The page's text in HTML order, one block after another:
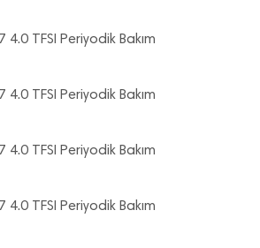
4.0 TFSI Periyodik Bakım
4.0 TFSI Periyodik Bakım
4.0 TFSI Periyodik Bakım
4.0 TFSI Periyodik Bakım